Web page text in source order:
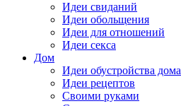
Идеи свиданий
Идеи обольщения
Идеи для отношений
Идеи секса
Дом
Идеи обустройства дома
Идеи рецептов
Своими руками